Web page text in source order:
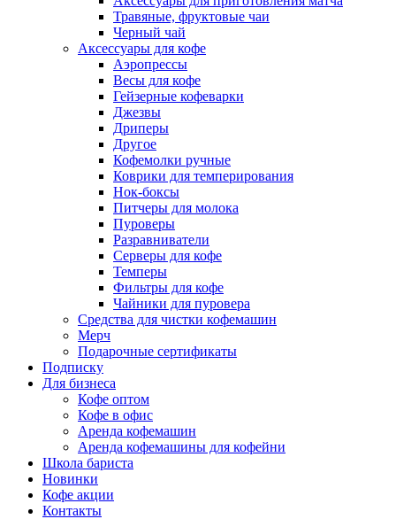
Травяные, фруктовые чаи
Черный чай
Аксессуары для кофе
Аэропрессы
Весы для кофе
Гейзерные кофеварки
Джезвы
Дриперы
Другое
Кофемолки ручные
Коврики для темперирования
Нок-боксы
Питчеры для молока
Пуроверы
Разравниватели
Серверы для кофе
Темперы
Фильтры для кофе
Чайники для пуровера
Средства для чистки кофемашин
Мерч
Подарочные сертификаты
Подписку
Для бизнеса
Кофе оптом
Кофе в офис
Аренда кофемашин
Аренда кофемашины для кофейни
Школа бариста
Новинки
Кофе акции
Контакты